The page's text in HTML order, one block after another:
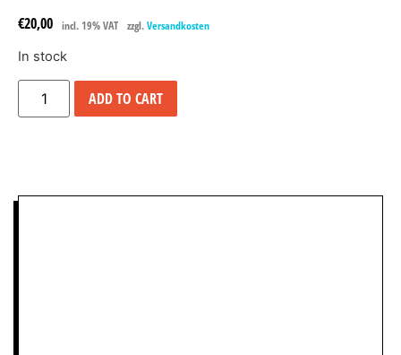
€20,00 incl. 19% VAT zzgl. Versandkosten
In stock
ADD TO CART